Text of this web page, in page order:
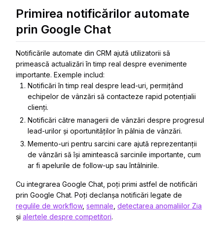
Primirea notificărilor automate
prin Google Chat
Notificările automate din CRM ajută utilizatorii să
primească actualizări în timp real despre evenimente
importante. Exemple includ:
Notificări în timp real despre lead-uri, permițând
echipelor de vânzări să contacteze rapid potențialii
clienți.
Notificări către managerii de vânzări despre progresul
lead-urilor și oportunităților în pâlnia de vânzări.
Memento-uri pentru sarcini care ajută reprezentanții
de vânzări să își amintească sarcinile importante, cum
ar fi apelurile de follow-up sau întâlnirile.
Cu integrarea Google Chat, poți primi astfel de notificări
prin Google Chat. Poți declanșa notificări legate de
regulile de workflow, semnale detectarea anomaliilor Zia
și alertele despre competitori.